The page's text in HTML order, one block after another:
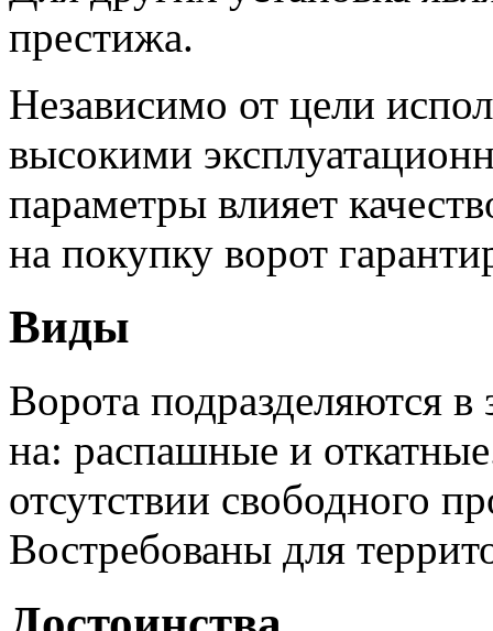
престижа.
Независимо от цели
высокими
параметры влияет
на покупку ворот
Виды
Ворота подразделяются
на: распашные и
отсутствии свободного
Востребованы для